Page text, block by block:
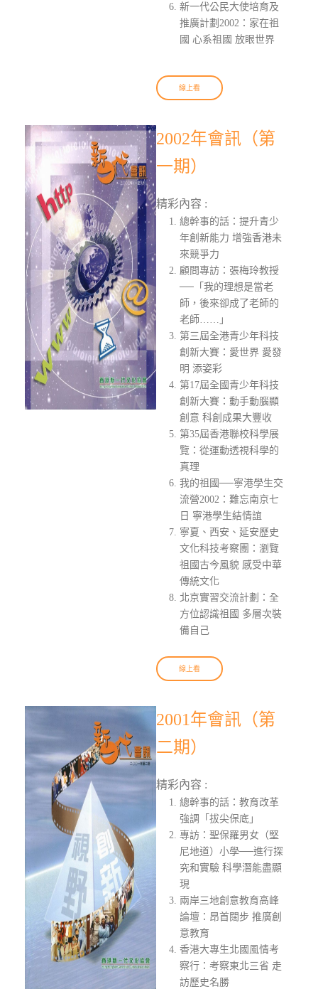
新一代公民大使培育及
推廣計劃2002：家在祖
國 心系祖國 放眼世界
線上看
2002年會訊（第
一期）
精彩內容 :
總幹事的話：提升青少
年創新能力 增強香港未
來競爭力
顧問專訪：張梅玲教授
──「我的理想是當老
師，後來卻成了老師的
老師……」
第三屆全港青少年科技
創新大賽：愛世界 愛發
明 添姿彩
第17屆全國青少年科技
創新大賽：動手動腦顯
創意 科創成果大豐收
第35屆香港聯校科學展
覽：從運動透視科學的
真理
我的祖國──寧港學生交
流營2002：難忘南京七
日 寧港學生結情誼
寧夏、西安、延安歷史
文化科技考察團：瀏覽
祖國古今風貌 感受中華
傳統文化
北京實習交流計劃：全
方位認識祖國 多層次裝
備自己
線上看
2001年會訊（第
二期）
精彩內容 :
總幹事的話：教育改革
強調「拔尖保底」
專訪：聖保羅男女（堅
尼地道）小學──進行探
究和實驗 科學潛能盡顯
現
兩岸三地創意教育高峰
論壇：昂首闊步 推廣創
意教育
香港大專生北國風情考
察行：考察東北三省 走
訪歷史名勝